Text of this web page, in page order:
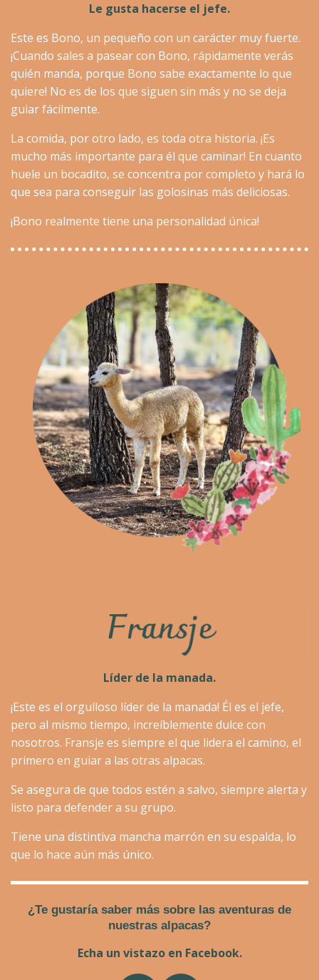
Le gusta hacerse el jefe.
Este es Bono, un pequeño con un carácter muy fuerte.
¡Cuando sales a pasear con Bono, rápidamente verás
quién manda, porque Bono sabe exactamente lo que
quiere! No es de los que siguen sin más y no se deja
guiar fácilmente.
La comida, por otro lado, es toda otra historia. ¡Es
mucho más importante para él que caminar! En cuanto
huele un bocadito, se concentra por completo y hará lo
que sea para conseguir las golosinas más deliciosas.
¡Bono realmente tiene una personalidad única!
Líder de la manada.
¡Este es el orgulloso líder de la manada! Él es el jefe,
pero al mismo tiempo, increíblemente dulce con
nosotros. Fransje es siempre el que lidera el camino, el
primero en guiar a las otras alpacas.
Se asegura de que todos estén a salvo, siempre alerta y
listo para defender a su grupo.
Tiene una distintiva mancha marrón en su espalda, lo
que lo hace aún más único.
¿Te gustaría saber más sobre las aventuras de
nuestras alpacas?
Echa un vistazo en Facebook.